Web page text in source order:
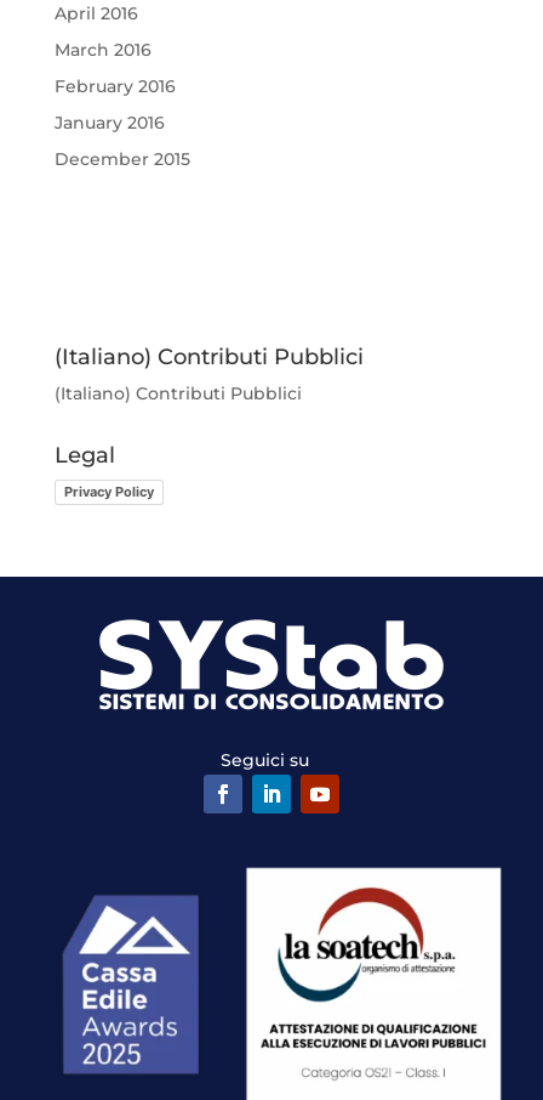
April 2016
March 2016
February 2016
January 2016
December 2015
(Italiano) Contributi Pubblici
(Italiano) Contributi Pubblici
Legal
Privacy Policy
Seguici su